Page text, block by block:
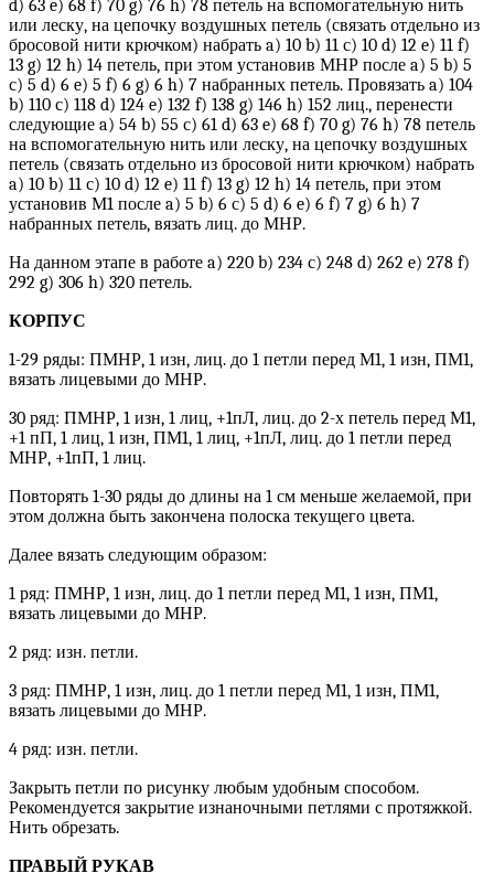
d) 63 e) 68 f) 70 g) 76 h) 78 петель на вспомогательную нить
или леску, на цепочку воздушных петель (связать отдельно из
бросовой нити крючком) набрать a) 10 b) 11 с) 10 d) 12 e) 11 f)
13 g) 12 h) 14 петель, при этом установив МНР после a) 5 b) 5
с) 5 d) 6 e) 5 f) 6 g) 6 h) 7 набранных петель. Провязать a) 104
b) 110 с) 118 d) 124 e) 132 f) 138 g) 146 h) 152 лиц., перенести
следующие a) 54 b) 55 с) 61 d) 63 e) 68 f) 70 g) 76 h) 78 петель
на вспомогательную нить или леску, на цепочку воздушных
петель (связать отдельно из бросовой нити крючком) набрать
a) 10 b) 11 с) 10 d) 12 e) 11 f) 13 g) 12 h) 14 петель, при этом
установив М1 после a) 5 b) 6 с) 5 d) 6 e) 6 f) 7 g) 6 h) 7
набранных петель, вязать лиц. до МНР.
На данном этапе в работе a) 220 b) 234 с) 248 d) 262 e) 278 f)
292 g) 306 h) 320 петель.
КОРПУС
1-29 ряды: ПМНР, 1 изн, лиц. до 1 петли перед М1, 1 изн, ПМ1,
вязать лицевыми до МНР.
30 ряд: ПМНР, 1 изн, 1 лиц, +1пЛ, лиц. до 2-х петель перед М1,
+1 пП, 1 лиц, 1 изн, ПМ1, 1 лиц, +1пЛ, лиц. до 1 петли перед
МНР, +1пП, 1 лиц.
Повторять 1-30 ряды до длины на 1 см меньше желаемой, при
этом должна быть закончена полоска текущего цвета.
Далее вязать следующим образом:
1 ряд: ПМНР, 1 изн, лиц. до 1 петли перед М1, 1 изн, ПМ1,
вязать лицевыми до МНР.
2 ряд: изн. петли.
3 ряд: ПМНР, 1 изн, лиц. до 1 петли перед М1, 1 изн, ПМ1,
вязать лицевыми до МНР.
4 ряд: изн. петли.
Закрыть петли по рисунку любым удобным способом.
Рекомендуется закрытие изнаночными петлями с протяжкой.
Нить обрезать.
ПРАВЫЙ РУКАВ